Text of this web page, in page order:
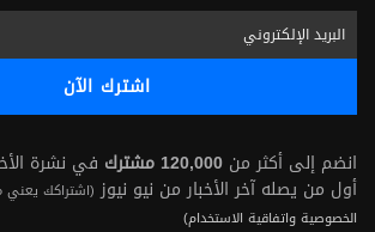
انضم إلى أكثر من 120,000 مشترك
في نشرة
أول من يصله آخر الأخبار من نيو نيوز (اشتراكك
الخصوصية واتفاقية الاستخدام)